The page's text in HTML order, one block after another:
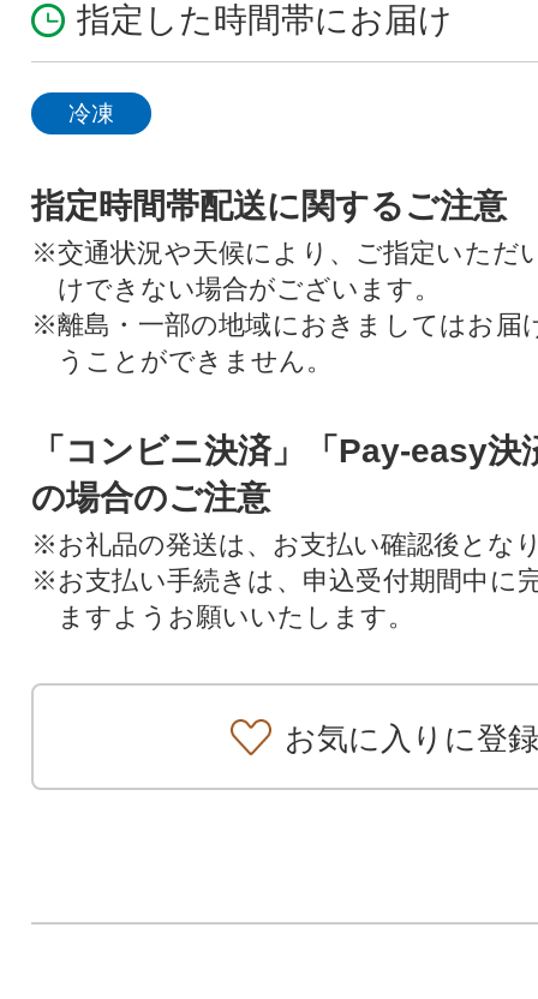
指定した時間帯にお届け
冷凍
指定時間帯配送に関するご注意
※交通状況や天候により、ご指定いただ
けできない場合がございます。
※離島・一部の地域におきましてはお届
うことができません。
「コンビニ決済」「Pay-easy決
の場合のご注意
※お礼品の発送は、お支払い確認後とな
※お支払い手続きは、申込受付期間中に
ますようお願いいたします。
お気に入りに登録